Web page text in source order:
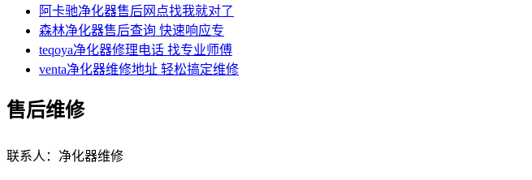
阿卡驰净化器售后网点找我就对了
森林净化器售后查询 快速响应专
teqoya净化器修理电话 找专业师傅
venta净化器维修地址 轻松搞定维修
售后维修
联系人：净化器维修